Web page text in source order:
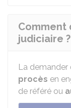
Comment
judiciaire ?
La demander
procès en
de référé ou